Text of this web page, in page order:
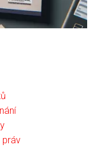
práv